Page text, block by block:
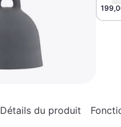
Détails du produit